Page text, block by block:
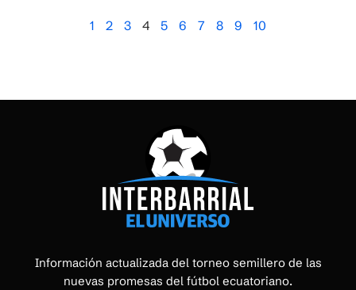
1 2 3 4 5 6 7 8 9 10
Información actualizada del torneo semillero de las
nuevas promesas del fútbol ecuatoriano.